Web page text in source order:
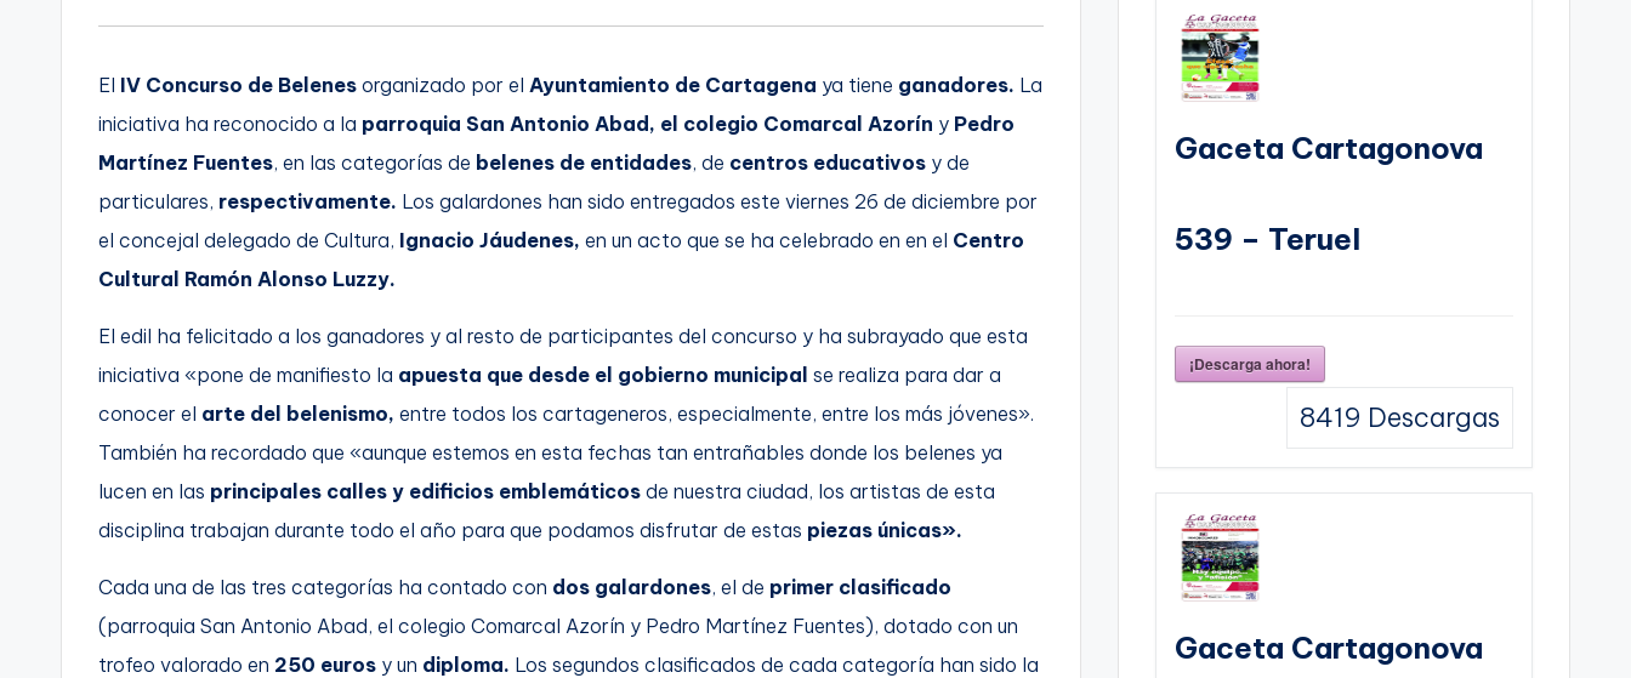
El IV Concurso de Belenes organizado por el Ayuntamiento de Cartagena ya tiene ganadores. La
iniciativa ha reconocido a la parroquia San Antonio Abad, el colegio Comarcal Azorín y Pedro
Martínez Fuentes, en las categorías de belenes de entidades, de centros educativos y de
particulares, respectivamente. Los galardones han sido entregados este viernes 26 de diciembre por
el concejal delegado de Cultura, Ignacio Jáudenes, en un acto que se ha celebrado en en el Centro
Cultural Ramón Alonso Luzzy.
El edil ha felicitado a los ganadores y al resto de participantes del concurso y ha subrayado que esta
iniciativa «pone de manifiesto la apuesta que desde el gobierno municipal se realiza para dar a
conocer el arte del belenismo, entre todos los cartageneros, especialmente, entre los más jóvenes».
También ha recordado que «aunque estemos en esta fechas tan entrañables donde los belenes ya
lucen en las principales calles y edificios emblemáticos de nuestra ciudad, los artistas de esta
disciplina trabajan durante todo el año para que podamos disfrutar de estas piezas únicas».
Cada una de las tres categorías ha contado con dos galardones, el de primer clasificado
(parroquia San Antonio Abad, el colegio Comarcal Azorín y Pedro Martínez Fuentes), dotado con un
trofeo valorado en 250 euros y un diploma. Los segundos clasificados de cada categoría han sido la
Gaceta Cartagonova
539 – Teruel
¡Descarga ahora!
8419 Descargas
Gaceta Cartagonova